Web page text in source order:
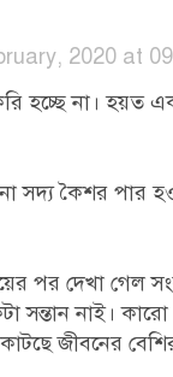
2020 at
হচ্ছে না। হয়ত
সদ্য কৈশর পার
পর দেখা গেল
সন্তান নাই।
জীবনের